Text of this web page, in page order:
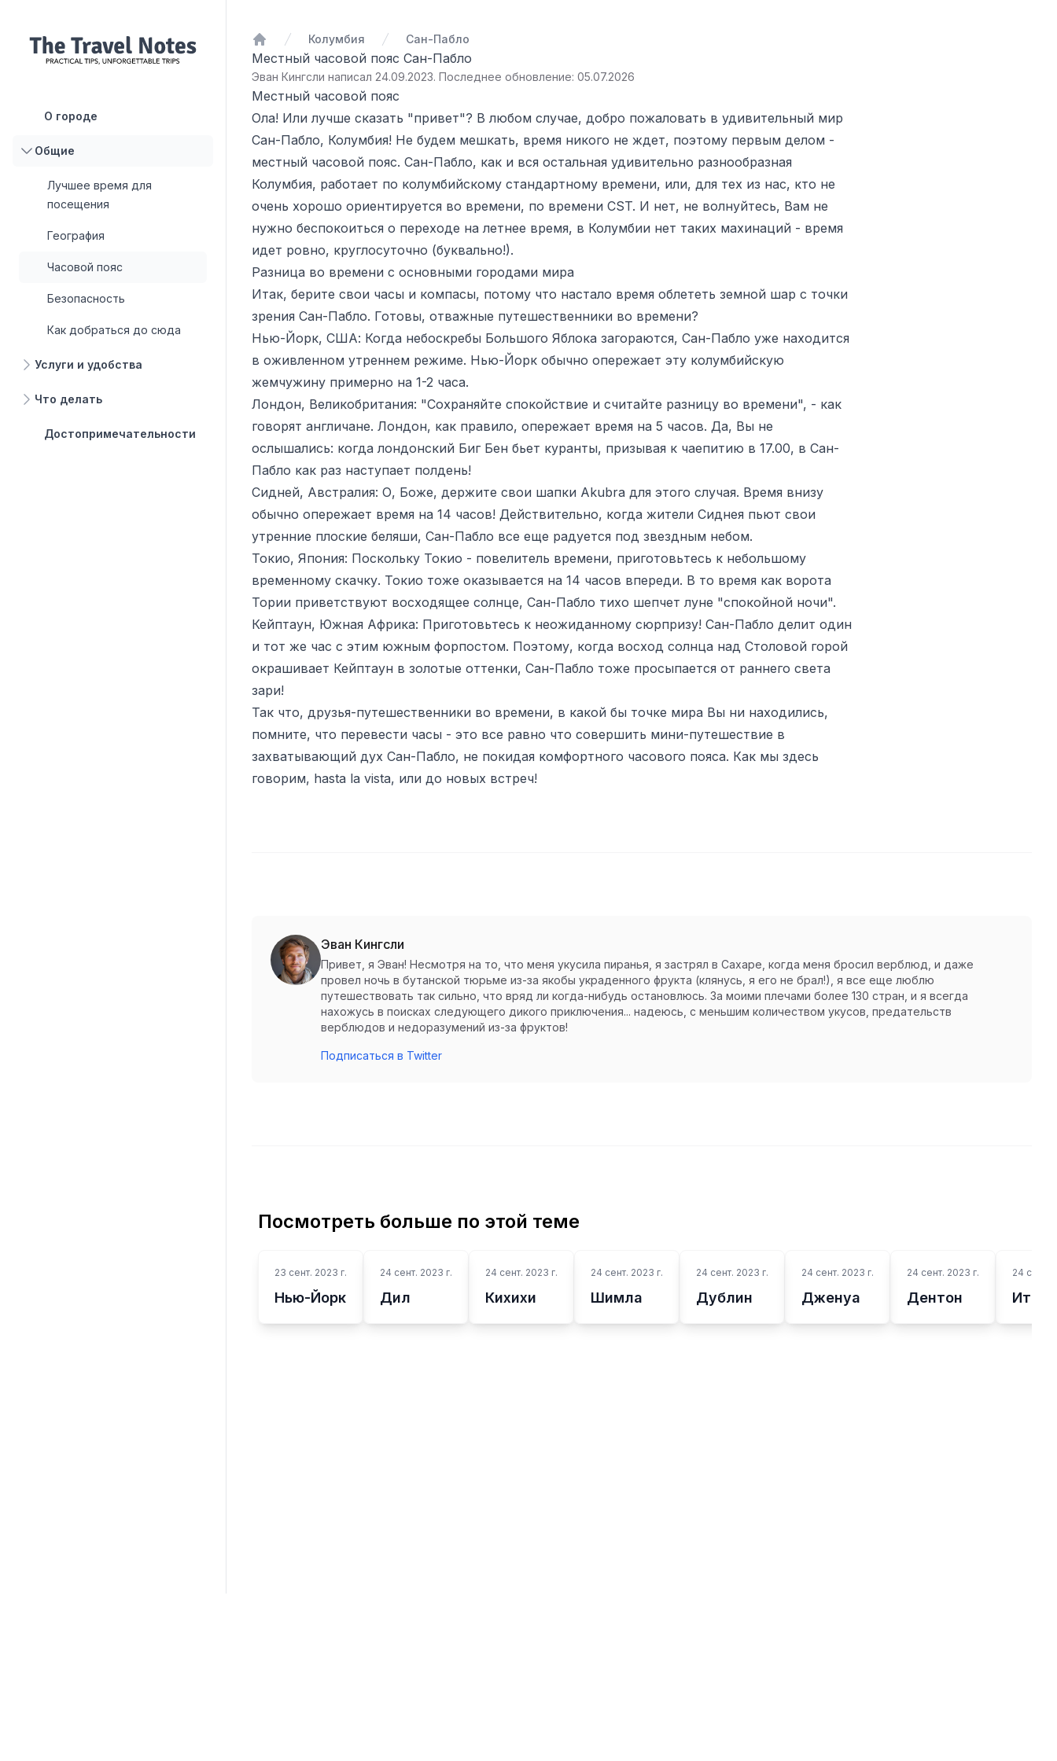
О городе
Общие
Лучшее время для
посещения
География
Часовой пояс
Безопасность
Как добраться до сюда
Услуги и удобства
Что делать
Достопримечательности
Домой
Колумбия Сан-Пабло
Местный часовой пояс Сан-Пабло
Эван Кингсли написал 24.09.2023. Последнее обновление: 05.07.2026
Местный часовой пояс
Ола! Или лучше сказать "привет"? В любом случае, добро пожаловать в удивительный мир
Сан-Пабло, Колумбия! Не будем мешкать, время никого не ждет, поэтому первым делом -
местный часовой пояс. Сан-Пабло, как и вся остальная удивительно разнообразная
Колумбия, работает по колумбийскому стандартному времени, или, для тех из нас, кто не
очень хорошо ориентируется во времени, по времени CST. И нет, не волнуйтесь, Вам не
нужно беспокоиться о переходе на летнее время, в Колумбии нет таких махинаций - время
идет ровно, круглосуточно (буквально!).
Разница во времени с основными городами мира
Итак, берите свои часы и компасы, потому что настало время облететь земной шар с точки
зрения Сан-Пабло. Готовы, отважные путешественники во времени?
Нью-Йорк, США: Когда небоскребы Большого Яблока загораются, Сан-Пабло уже находится
в оживленном утреннем режиме. Нью-Йорк обычно опережает эту колумбийскую
жемчужину примерно на 1-2 часа.
Лондон, Великобритания: "Сохраняйте спокойствие и считайте разницу во времени", - как
говорят англичане. Лондон, как правило, опережает время на 5 часов. Да, Вы не
ослышались: когда лондонский Биг Бен бьет куранты, призывая к чаепитию в 17.00, в Сан-
Пабло как раз наступает полдень!
Сидней, Австралия: О, Боже, держите свои шапки Akubra для этого случая. Время внизу
обычно опережает время на 14 часов! Действительно, когда жители Сиднея пьют свои
утренние плоские беляши, Сан-Пабло все еще радуется под звездным небом.
Токио, Япония: Поскольку Токио - повелитель времени, приготовьтесь к небольшому
временному скачку. Токио тоже оказывается на 14 часов впереди. В то время как ворота
Тории приветствуют восходящее солнце, Сан-Пабло тихо шепчет луне "спокойной ночи".
Кейптаун, Южная Африка: Приготовьтесь к неожиданному сюрпризу! Сан-Пабло делит один
и тот же час с этим южным форпостом. Поэтому, когда восход солнца над Столовой горой
окрашивает Кейптаун в золотые оттенки, Сан-Пабло тоже просыпается от раннего света
зари!
Так что, друзья-путешественники во времени, в какой бы точке мира Вы ни находились,
помните, что перевести часы - это все равно что совершить мини-путешествие в
захватывающий дух Сан-Пабло, не покидая комфортного часового пояса. Как мы здесь
говорим, hasta la vista, или до новых встреч!
Эван Кингсли
Привет, я Эван! Несмотря на то, что меня укусила пиранья, я застрял в Сахаре, когда меня бросил верблюд, и даже
провел ночь в бутанской тюрьме из-за якобы украденного фрукта (клянусь, я его не брал!), я все еще люблю
путешествовать так сильно, что вряд ли когда-нибудь остановлюсь. За моими плечами более 130 стран, и я всегда
нахожусь в поисках следующего дикого приключения... надеюсь, с меньшим количеством укусов, предательств
верблюдов и недоразумений из-за фруктов!
Подписаться в Twitter
Посмотреть больше по этой теме
23 сент. 2023 г.
Нью-Йорк
24 сент. 2023 г.
Дил
24 сент. 2023 г.
Кихихи
24 сент. 2023 г.
Шимла
24 сент. 2023 г.
Дублин
24 сент. 2023 г.
Дженуа
24 сент. 2023 г.
Дентон
24 сент.